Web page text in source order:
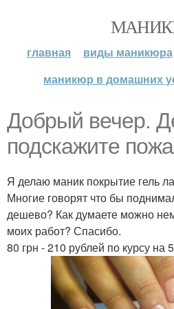
главная виды маникюра
маникюр в домашних
Добрый вечер.
подскажите
Я делаю маник покрытие гель
Многие говорят что бы
дешево? Как думаете можно
моих работ? Спасибо.
80 грн - 210 рублей по курсу на